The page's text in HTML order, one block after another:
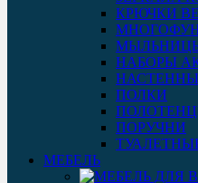
КРЮЧКИ
НАБОРЫ
ПОЛКИ
ПОРУЧНИ
МЕБЕЛЬ